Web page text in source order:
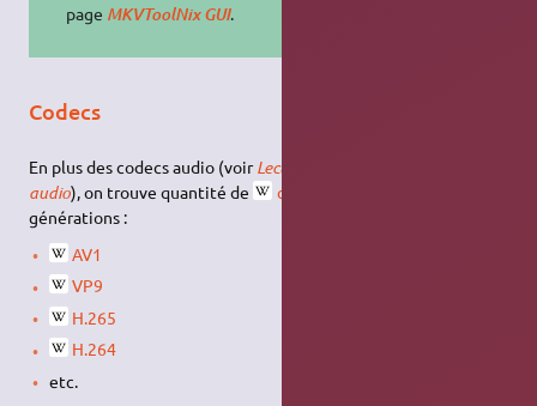
page MKVToolNix GUI.
Codecs
En plus des codecs audio (voirLecture et encodage de fichiers
audio), on trouve quantité de codecs
générations :
AV1
VP9
H.265
H.264
etc.